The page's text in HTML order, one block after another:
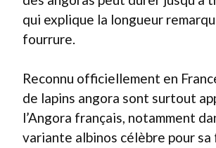
qui explique la longueur
fourrure.
Reconnu officiellement en
de lapins angora sont surtout
l’Angora français, notamment
variante albinos célèbre pour